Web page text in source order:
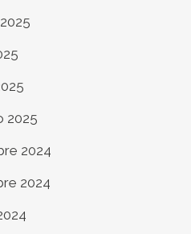
2025
2024
2024